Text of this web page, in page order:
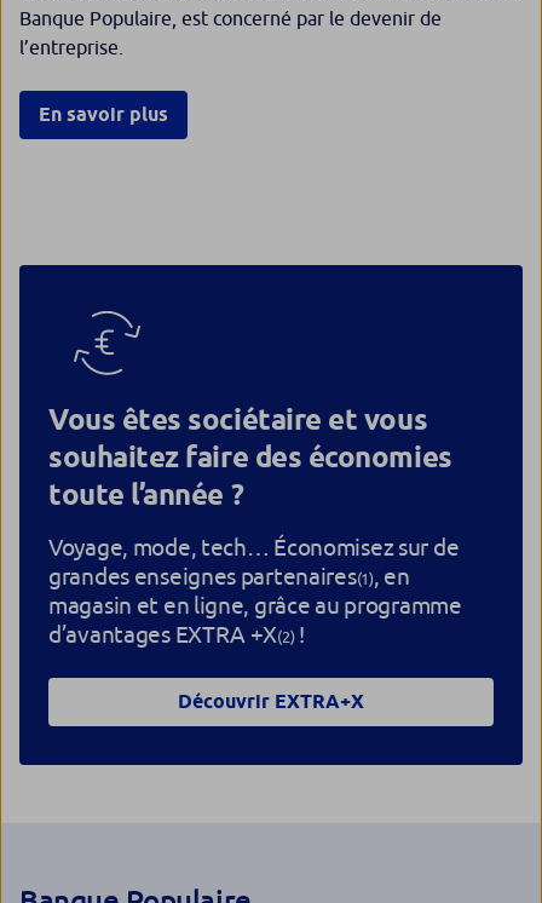
Banque Populaire, est concerné par le devenir de
l’entreprise.
En savoir plus
Vous êtes sociétaire et vous
souhaitez faire des économies
toute l’année ?
Voyage, mode, tech… Économisez sur de
grandes enseignes partenaires(1), en
magasin et en ligne, grâce au programme
d’avantages EXTRA +X(2)!
Découvrir EXTRA+X